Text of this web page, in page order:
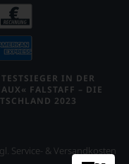
IN DER
FALSTAFF – DIE
2023
Service- & Versandkosten